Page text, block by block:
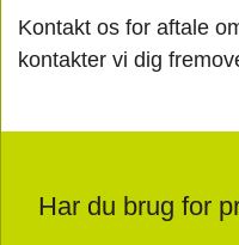
Kontakt os for aftale
kontakter vi dig
Har du brug for